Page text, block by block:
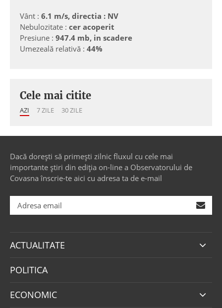
Vânt : 6.1 m/s, directia : NV
Nebulozitate : cer acoperit
Presiune : 947.4 mb, in scadere
Umezeală relativă : 44%
Cele mai citite
AZI 7 ZILE 30 ZILE
Dacă dorești să primești zilnic fluxul cu cele mai
importante știri din ediția on-line a Observatorului de
Covasna înscrie-te aici cu adresa ta de e-mail
ACTUALITATE
POLITICA
ECONOMIC